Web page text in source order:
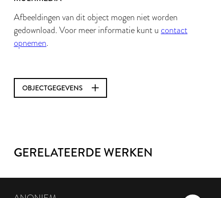
Afbeeldingen van dit object mogen niet worden
gedownload. Voor meer informatie kunt u contact
opnemen.
OBJECTGEGEVENS
GERELATEERDE WERKEN